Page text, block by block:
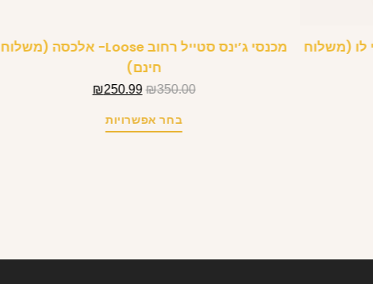
לו (משלוח
מכנסי ג’ינס סטייל רחוב Loose- אלכסה (משלוח
חינם)
₪350.00
₪250.99
בחר אפשרויות